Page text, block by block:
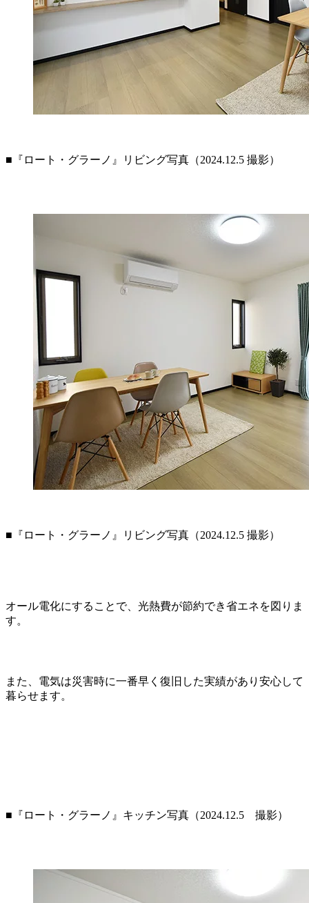
■『ロート・グラーノ』リビング写真（2024.12.5 撮影）
■『ロート・グラーノ』リビング写真（2024.12.5 撮影）
オール電化にすることで、光熱費が節約でき省エネを図りま
す。
また、電気は災害時に一番早く復旧した実績があり安心して
暮らせます。
■『ロート・グラーノ』キッチン写真（2024.12.5 撮影）